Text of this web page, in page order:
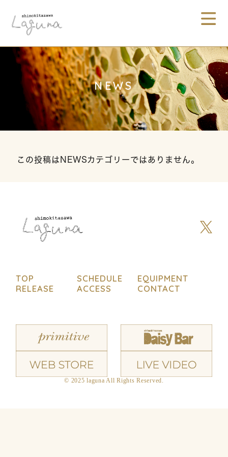
NEWS
この投稿はNEWSカテゴリーではありません。
TOP SCHEDULE
EQUIPMENT
RELEASE
ACCESS CONTACT
© 2025 laguna All Rights Reserved.